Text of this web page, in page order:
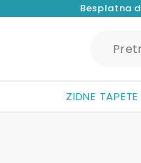
Besplatna
ZIDNE TAPETE